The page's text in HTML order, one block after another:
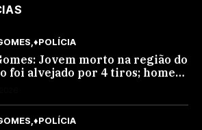
♦POLÍCIA
Jovem morto na região do
foi alvejado por 4 tiros; homem
♦POLÍCIA